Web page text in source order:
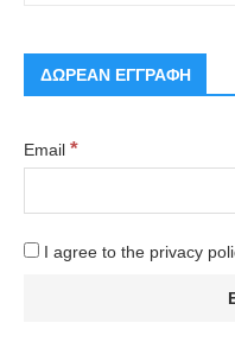
ΔΩΡΕΑΝ ΕΓΓΡΑΦΗ
Email *
I agree to the privacy